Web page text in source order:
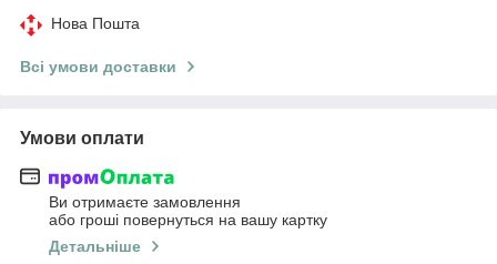
Нова Пошта
Всі умови доставки
Умови оплати
Ви отримаєте замовлення
або гроші повернуться на вашу картку
Детальніше